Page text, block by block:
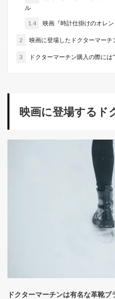
ル
1.4 映画『時計仕掛けのオレン
2 映画に登場したドクターマーチ
3 ドクターマーチン購入の際には
映画に登場するド
ドクターマーチンは有名な革靴ブ